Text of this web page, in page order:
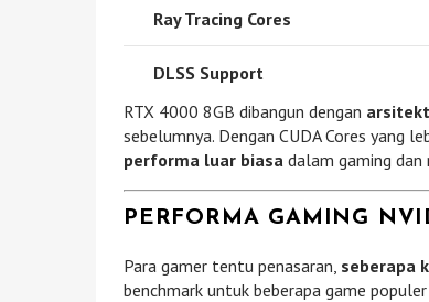
Ray Tracing Cores
DLSS Support
RTX 4000 8GB dibangun dengan
sebelumnya. Dengan CUDA Cores yang
performa luar biasa dalam gaming dan
PERFORMA GAMING
Para gamer tentu penasaran, seberapa
benchmark untuk beberapa game